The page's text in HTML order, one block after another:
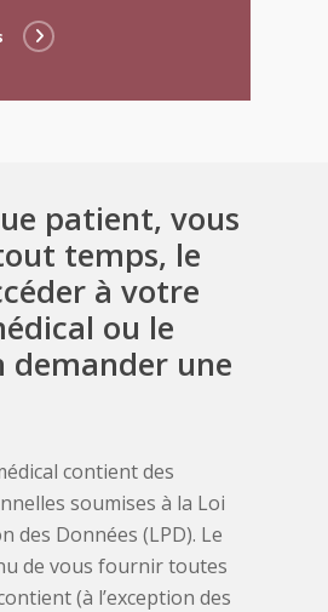
patient, vous
temps, le
à votre
ou le
demander une
contient des
soumises à la Loi
des Données (LPD). Le
de vous fournir toutes
(à l’exception des